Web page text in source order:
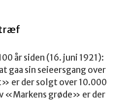
år siden (16. juni 1921):
gaa sin seieersgang over
er der solgt over 10.000
«Markens grøde» er der